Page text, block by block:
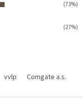
(73%)
(27%)
vvlp Comgate a.s.